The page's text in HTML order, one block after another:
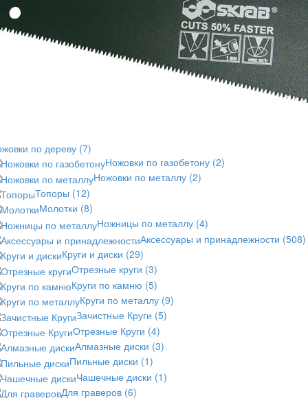
по дереву (7)
Ножовки по газобетону (2)
Ножовки по металлу (2)
Топоры (12)
Молотки (8)
Ножницы по металлу (4)
Аксессуары и принадлежности (508)
Круги и диски (29)
Отрезные круги (3)
Круги по камню (5)
Круги по металлу (9)
Зачистные Круги (5)
Отрезные Круги (4)
Алмазные диски (3)
Пильные диски (1)
Чашечные диски (1)
Для граверов (6)